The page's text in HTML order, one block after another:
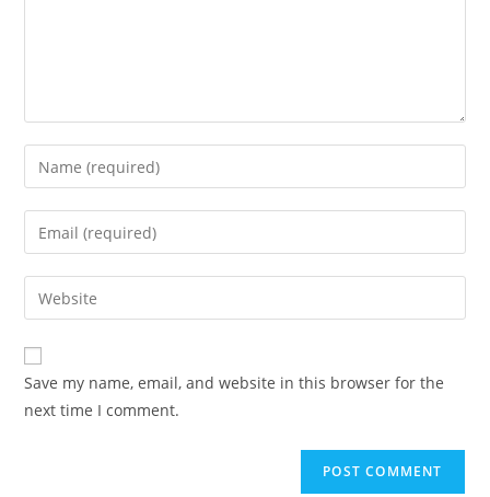
Save my name, email, and website in this browser for the
next time I comment.